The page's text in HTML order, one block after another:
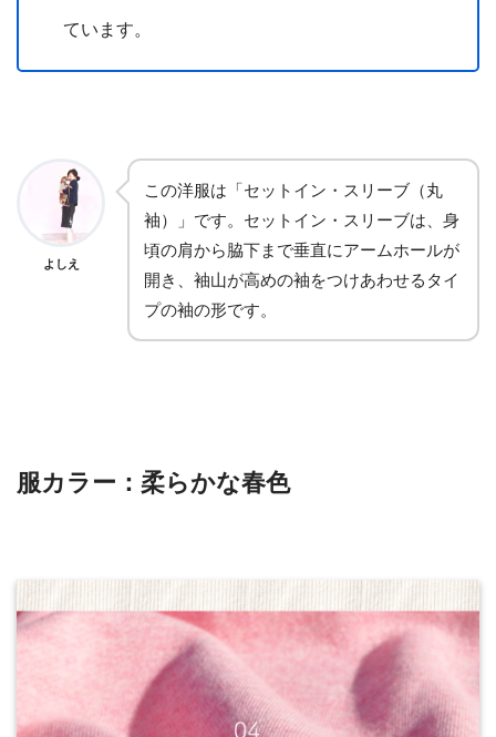
ています。
よしえ
この洋服は「セットイン・スリーブ（丸
袖）」です。セットイン・スリーブは、身
頃の肩から脇下まで垂直にアームホールが
開き、袖山が高めの袖をつけあわせるタイ
プの袖の形です。
服カラー：柔らかな春色